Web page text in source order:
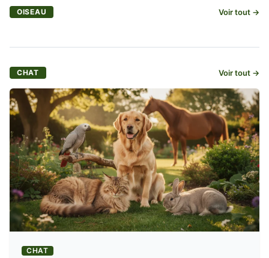
OISEAU Voir tout →
CHAT Voir tout →
CHAT